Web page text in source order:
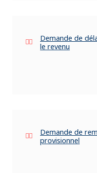
Demande de
le revenu
Demande de
provisionnel